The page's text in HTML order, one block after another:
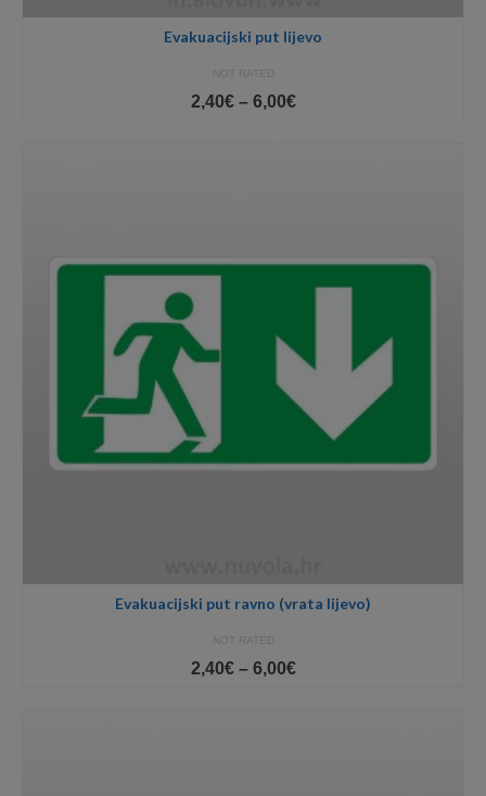
Evakuacijski put lijevo
NOT RATED
2,40€ – 6,00€Price
Evakuacijski put ravno (vrata lijevo)
NOT RATED
2,40€ – 6,00€Price